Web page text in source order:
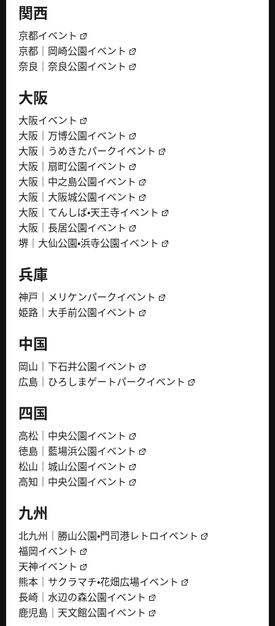
関西
京都イベント
京都｜岡崎公園イベント
奈良｜奈良公園イベント
大阪
大阪イベント
大阪｜万博公園イベント
大阪｜うめきたパークイベント
大阪｜扇町公園イベント
大阪｜中之島公園イベント
大阪｜大阪城公園イベント
大阪｜てんしば・天王寺イベント
大阪｜長居公園イベント
堺｜大仙公園・浜寺公園イベント
兵庫
神戸｜メリケンパークイベント
姫路｜大手前公園イベント
中国
岡山｜下石井公園イベント
広島｜ひろしまゲートパークイベント
四国
高松｜中央公園イベント
徳島｜藍場浜公園イベント
松山｜城山公園イベント
高知｜中央公園イベント
九州
北九州｜勝山公園・門司港レトロイベント
福岡イベント
天神イベント
熊本｜サクラマチ・花畑広場イベント
長崎｜水辺の森公園イベント
鹿児島｜天文館公園イベント